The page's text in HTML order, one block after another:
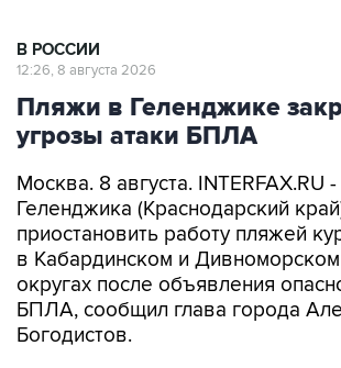
В РОССИИ
12:26, 8 августа 2026
Пляжи в Геленджике
угрозы атаки БПЛА
Москва. 8 августа. INTERFAX.RU
Геленджика (Краснодарский
приостановить работу пляжей
в Кабардинском и Дивноморском
округах после объявления
БПЛА, сообщил глава города
Богодистов.